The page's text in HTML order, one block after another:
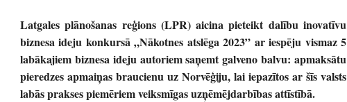
Latgales plānošanas reģions (LPR) aicina pieteikt dalību inovatīvu
biznesa ideju konkursā „Nākotnes atslēga 2023” ar iespēju vismaz 5
labākajiem biznesa ideju autoriem saņemt galveno balvu: apmaksātu
pieredzes apmaiņas braucienu uz Norvēģiju, lai iepazītos ar šīs valsts
labās prakses piemēriem veiksmīgas uzņēmējdarbības attīstībā.